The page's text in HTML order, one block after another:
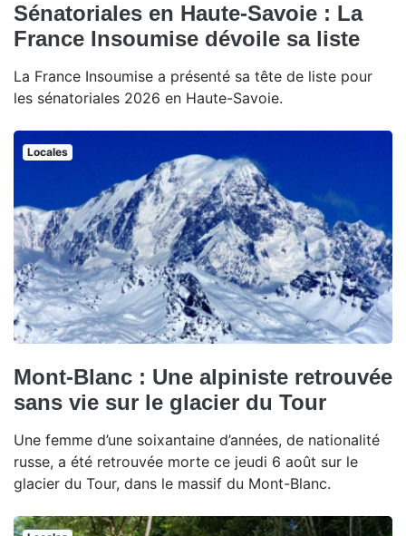
Sénatoriales en Haute-Savoie : La
France Insoumise dévoile sa liste
La France Insoumise a présenté sa tête de liste pour
les sénatoriales 2026 en Haute-Savoie.
Locales
Mont-Blanc : Une alpiniste retrouvée
sans vie sur le glacier du Tour
Une femme d’une soixantaine d’années, de nationalité
russe, a été retrouvée morte ce jeudi 6 août sur le
glacier du Tour, dans le massif du Mont-Blanc.